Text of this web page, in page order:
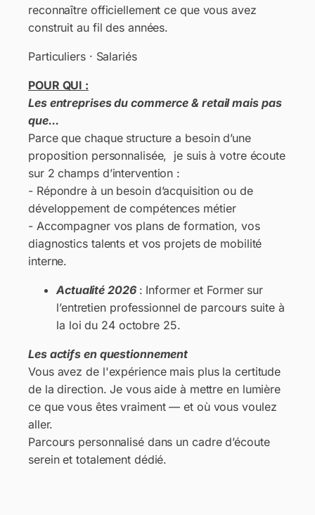
reconnaître officiellement ce que vous avez
construit au fil des années.
Particuliers · Salariés
POUR QUI :
Les entreprises du commerce & retail mais pas
que...
Parce que chaque structure a besoin d’une
proposition personnalisée, je suis à votre écoute
sur 2 champs d’intervention :
- Répondre à un besoin d’acquisition ou de
développement de compétences métier
- Accompagner vos plans de formation, vos
diagnostics talents et vos projets de mobilité
interne.
Actualité 2026 : Informer et Former sur
l’entretien professionnel de parcours suite à
la loi du 24 octobre 25.
Les actifs en questionnement
Vous avez de l'expérience mais plus la certitude
de la direction. Je vous aide à mettre en lumière
ce que vous êtes vraiment — et où vous voulez
aller.
Parcours personnalisé dans un cadre d’écoute
serein et totalement dédié.